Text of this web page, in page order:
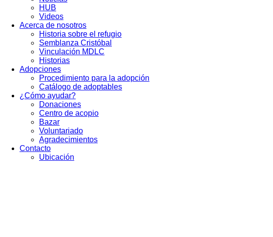
HUB
Videos
Acerca de nosotros
Historia sobre el refugio
Semblanza Cristóbal
Vinculación MDLC
Historias
Adopciones
Procedimiento para la adopción
Catálogo de adoptables
¿Cómo ayudar?
Donaciones
Centro de acopio
Bazar
Voluntariado
Agradecimientos
Contacto
Ubicación